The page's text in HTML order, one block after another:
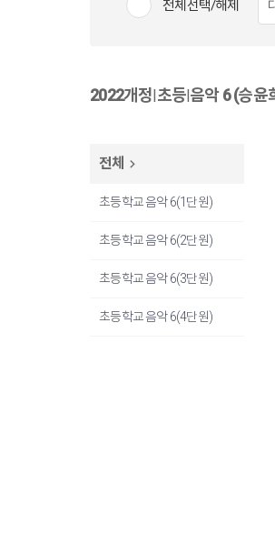
전체선택/해제
2022개정|초등|음악 6 (승윤
전체
초등학교 음악 6(1단원)
초등학교 음악 6(2단원)
초등학교 음악 6(3단원)
초등학교 음악 6(4단원)